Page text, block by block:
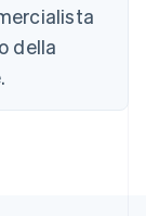
della